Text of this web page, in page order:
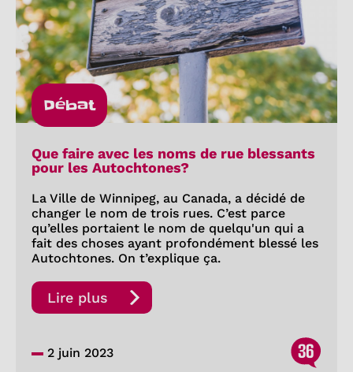
Débat
Que faire avec les noms de rue blessants
pour les Autochtones?
La Ville de Winnipeg, au Canada, a décidé de
changer le nom de trois rues. C’est parce
qu’elles portaient le nom de quelqu'un qui a
fait des choses ayant profondément blessé les
Autochtones. On t’explique ça.
Lire plus
2 juin 2023 36